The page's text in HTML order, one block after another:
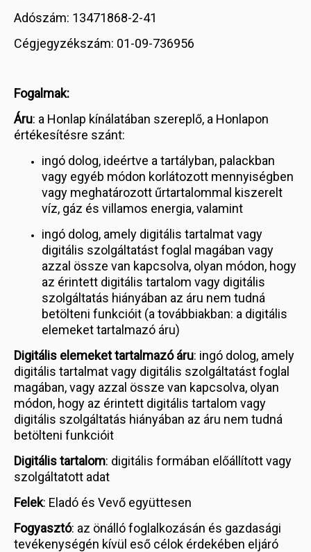
Adószám: 13471868-2-41
Cégjegyzékszám: 01-09-736956
Fogalmak:
Áru: a Honlap kínálatában szereplő, a Honlapon
értékesítésre szánt:
ingó dolog, ideértve a tartályban, palackban
vagy egyéb módon korlátozott mennyiségben
vagy meghatározott űrtartalommal kiszerelt
víz, gáz és villamos energia, valamint
ingó dolog, amely digitális tartalmat vagy
digitális szolgáltatást foglal magában vagy
azzal össze van kapcsolva, olyan módon, hogy
az érintett digitális tartalom vagy digitális
szolgáltatás hiányában az áru nem tudná
betölteni funkcióit (a továbbiakban: a digitális
elemeket tartalmazó áru)
Digitális elemeket tartalmazó áru: ingó dolog, amely
digitális tartalmat vagy digitális szolgáltatást foglal
magában, vagy azzal össze van kapcsolva, olyan
módon, hogy az érintett digitális tartalom vagy
digitális szolgáltatás hiányában az áru nem tudná
betölteni funkcióit
Digitális tartalom: digitális formában előállított vagy
szolgáltatott adat
Felek: Eladó és Vevő együttesen
Fogyasztó: az önálló foglalkozásán és gazdasági
tevékenységén kívül eső célok érdekében eljáró